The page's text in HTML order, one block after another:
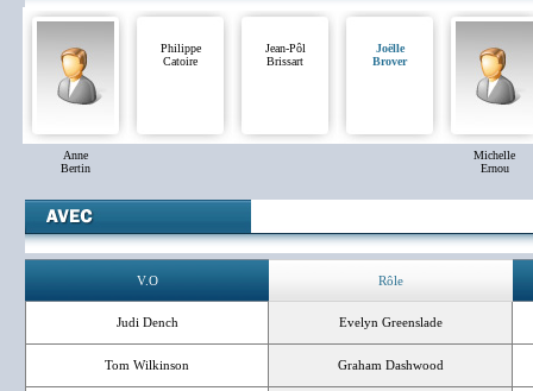
Anne
Bertin
Philippe
Catoire
Jean-Pôl
Brissart
Joëlle
Brover
Michelle
Ernou
V.O Rôle
Judi Dench Evelyn Greenslade
Tom Wilkinson Graham Dashwood